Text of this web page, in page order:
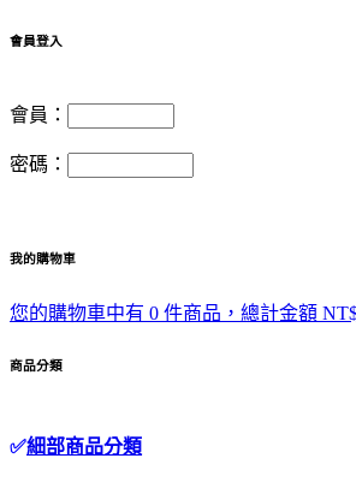
會員登入
會員：
密碼：
我的購物車
您的購物車中有 0 件商品，總計金額
商品分類
✅細部商品分類